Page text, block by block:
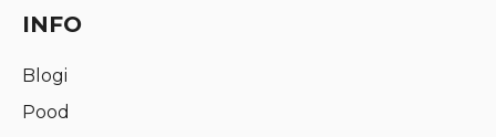
INFO
Blogi
Pood